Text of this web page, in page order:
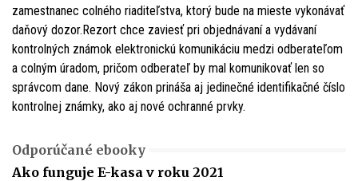
zamestnanec colného riaditeľstva, ktorý bude na mieste vykonávať
daňový dozor.Rezort chce zaviesť pri objednávaní a vydávaní
kontrolných známok elektronickú komunikáciu medzi odberateľom
a colným úradom, pričom odberateľ by mal komunikovať len so
správcom dane. Nový zákon prináša aj jedinečné identifikačné číslo
kontrolnej známky, ako aj nové ochranné prvky.
Odporúčané ebooky
Ako funguje E-kasa v roku 2021